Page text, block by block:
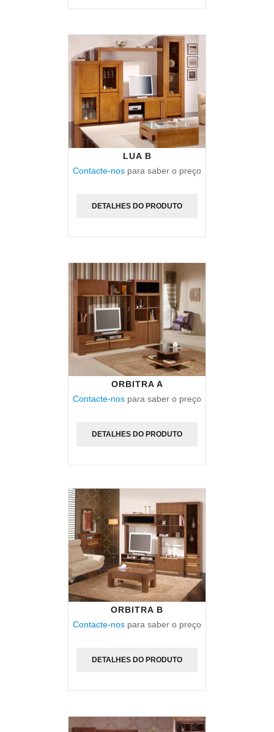
LUA B
Contacte-nos para saber o preço
DETALHES DO PRODUTO
ORBITRA A
Contacte-nos para saber o preço
DETALHES DO PRODUTO
ORBITRA B
Contacte-nos para saber o preço
DETALHES DO PRODUTO